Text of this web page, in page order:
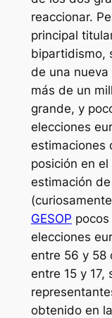
reaccionar.
principal
bipartidismo,
de una
más de un
grande, y
elecciones
estimaciones
posición en
estimación
GESOP
elecciones
entre 56 y 58
entre 15 y 17,
obtenido en